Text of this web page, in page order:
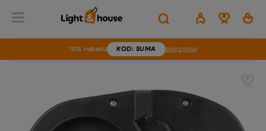
10% rabatu KOD: SUMA skorzystaj